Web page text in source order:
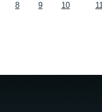
8 9 10